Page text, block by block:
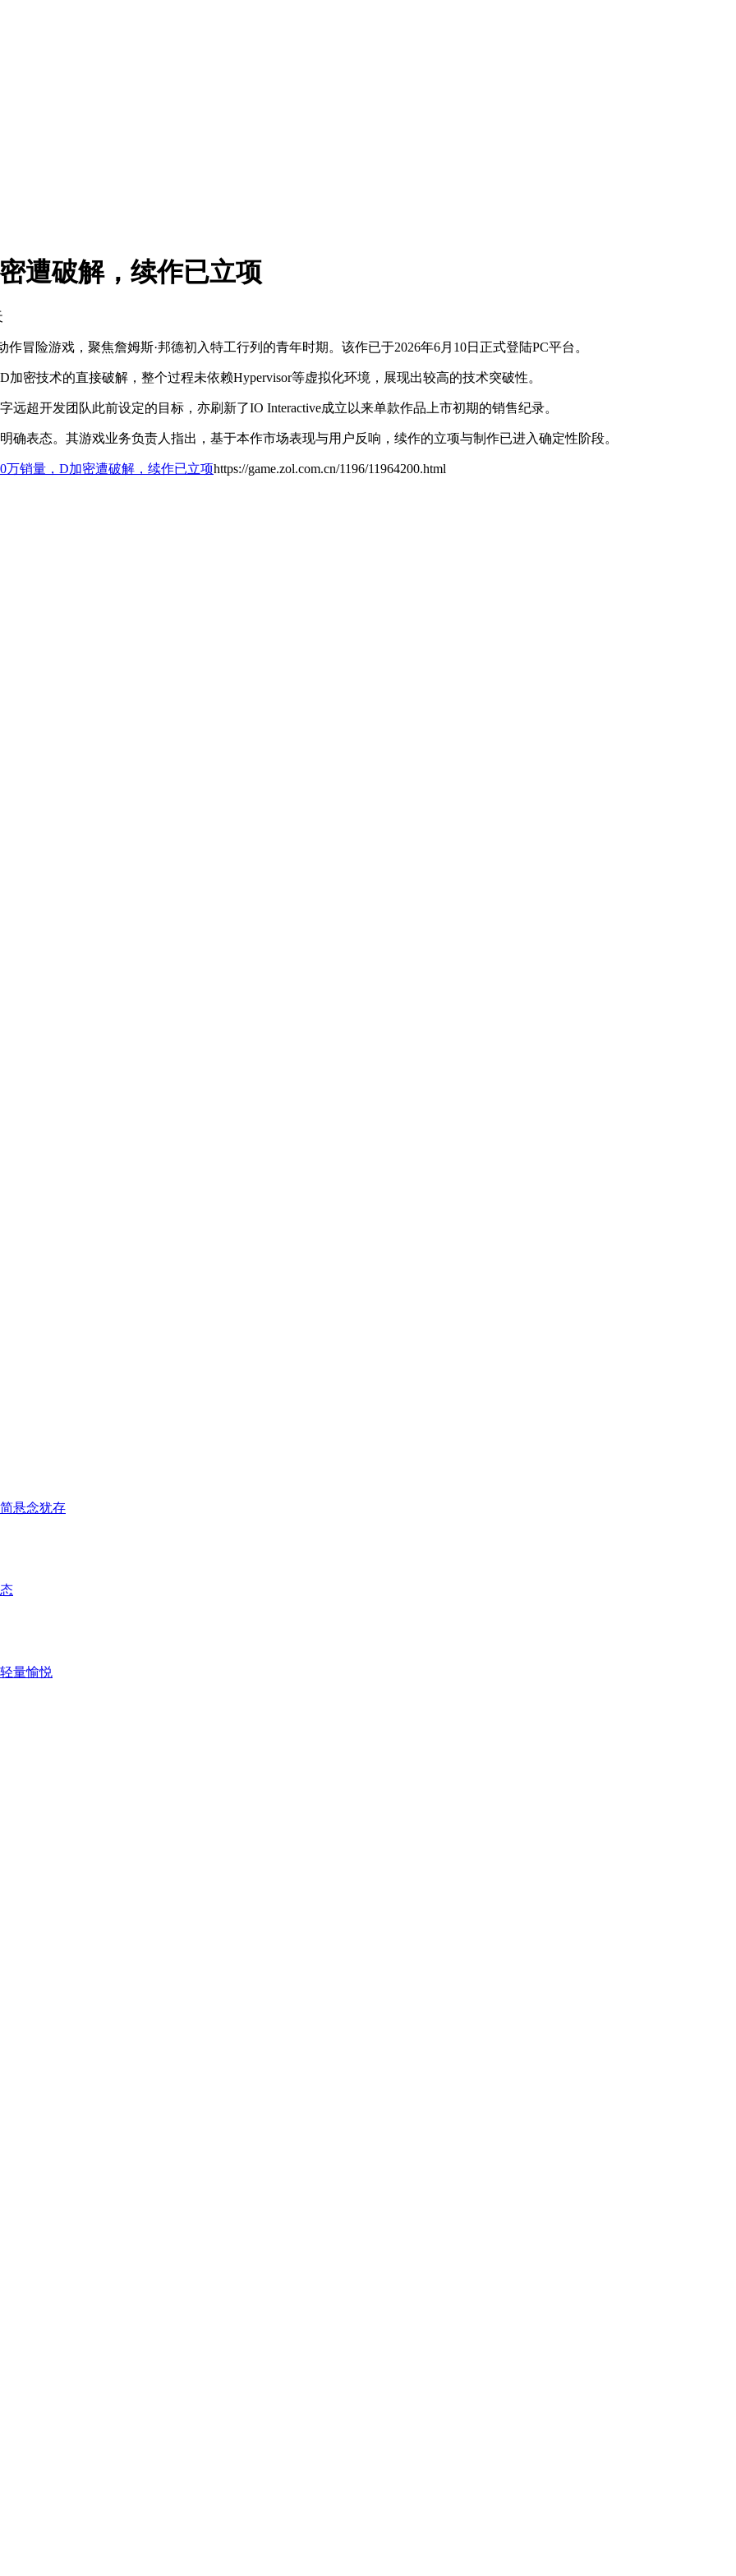
遭破解，续作已立项
冒险游戏，聚焦詹姆斯·邦德初入特工行列的青年时期。该作已于2026年6月10日正式登陆PC平台。
密技术的直接破解，整个过程未依赖Hypervisor等虚拟化环境，展现出较高的技术突破性。
超开发团队此前设定的目标，亦刷新了IO Interactive成立以来单款作品上市初期的销售纪录。
确表态。其游戏业务负责人指出，基于本作市场表现与用户反响，续作的立项与制作已进入确定性阶段。
万销量，D加密遭破解，续作已立项https://game.zol.com.cn/1196/11964200.html
悬念犹存
量愉悦